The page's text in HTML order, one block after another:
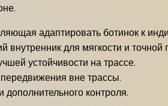
адаптировать ботинок к
внутренник для мягкости и точной
устойчивости на трассе.
вне трассы.
контроля.